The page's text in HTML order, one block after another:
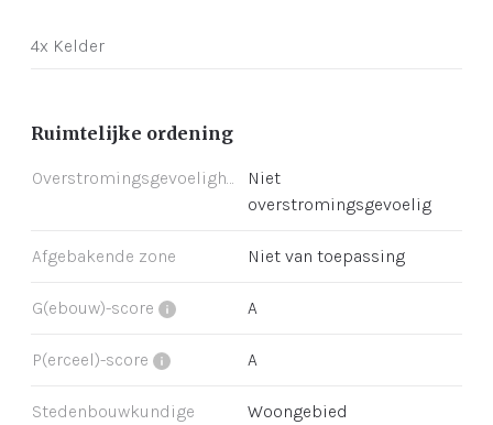
4x Kelder
Ruimtelijke ordening
Niet
overstromingsgevoelig
Afgebakende zone Niet van toepassing
G(ebouw)-score A
P(erceel)-score A
Stedenbouwkundige
Woongebied